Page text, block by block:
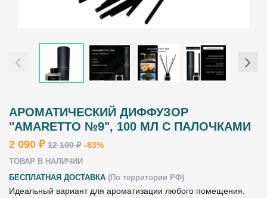
АРОМАТИЧЕСКИЙ ДИФФУЗОР
"AMARETTO №9", 100 МЛ С ПАЛОЧКАМИ
2 090 ₽ 12 100 ₽ -83%
ТОВАР В НАЛИЧИИ
БЕСПЛАТНАЯ ДОСТАВКА (По территории РФ)
Идеальный вариант для ароматизации любого помещения.